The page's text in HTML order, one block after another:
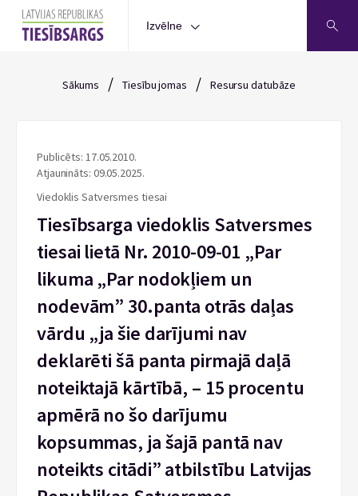
Izvēlne
Sākums / Tiesību jomas / Resursu datubāze
Publicēts: 17.05.2010.
Atjaunināts: 09.05.2025.
Viedoklis Satversmes tiesai
Tiesībsarga viedoklis Satversmes
tiesai lietā Nr. 2010-09-01 „Par
likuma „Par nodokļiem un
nodevām” 30.panta otrās daļas
vārdu „ja šie darījumi nav
deklarēti šā panta pirmajā daļā
noteiktajā kārtībā, – 15 procentu
apmērā no šo darījumu
kopsummas, ja šajā pantā nav
noteikts citādi” atbilstību Latvijas